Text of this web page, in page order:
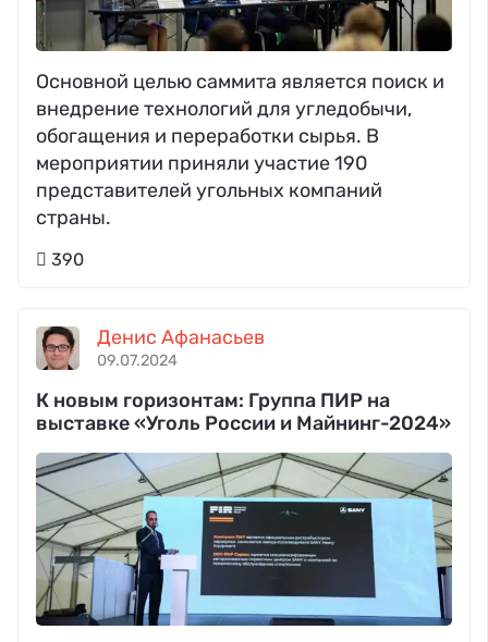
Основной целью саммита является поиск и
внедрение технологий для угледобычи,
обогащения и переработки сырья. В
мероприятии приняли участие 190
представителей угольных компаний
страны.
390
Денис Афанасьев
09.07.2024
К новым горизонтам: Группа ПИР на
выставке «Уголь России и Майнинг-2024»